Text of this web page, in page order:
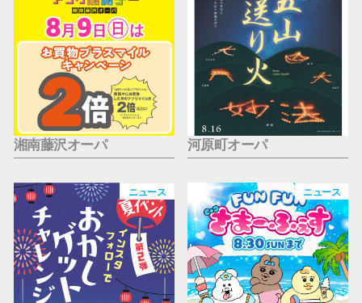
湘南藤沢オーパ 河原町オーパ
ニュース ニュース